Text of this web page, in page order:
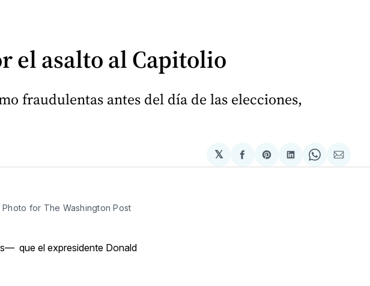
el asalto al Capitolio
fraudulentas antes del día de las elecciones,
𝕏
Compartir
en
Share
on
Compartir
en
Share
on
via
for The Washington Post
que el expresidente Donald